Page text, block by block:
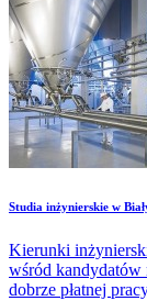
Studia inżynierskie w
Kierunki
wśród kandydatów
dobrze płatnej